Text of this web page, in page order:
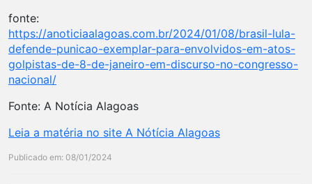
fonte:
https://anoticiaalagoas.com.br/2024/01/08/brasil-lula-
defende-punicao-exemplar-para-envolvidos-em-atos-
golpistas-de-8-de-janeiro-em-discurso-no-congresso-
nacional/
Fonte: A Notícia Alagoas
Leia a matéria no site A Nótícia Alagoas
Publicado em: 08/01/2024